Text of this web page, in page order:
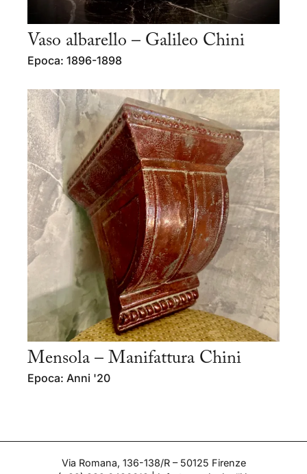
Vaso albarello – Galileo Chini
Epoca: 1896-1898
Mensola – Manifattura Chini
Epoca: Anni '20
Via Romana, 136-138/R – 50125 Firenze